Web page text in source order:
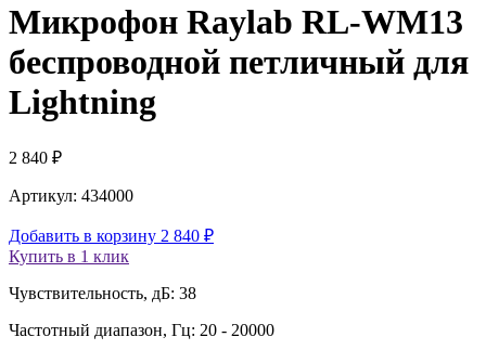
Микрофон Raylab RL-WM13
беспроводной петличный для
Lightning
2 840 ₽
Артикул: 434000
Добавить в корзину 2 840 ₽
Купить в 1 клик
Чувствительность, дБ: 38
Частотный диапазон, Гц: 20 - 20000